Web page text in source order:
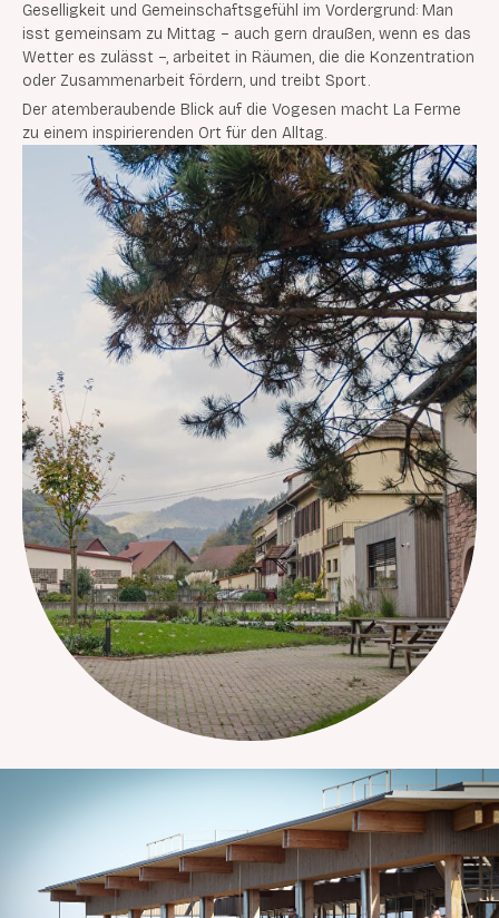
Geselligkeit und Gemeinschaftsgefühl im Vordergrund: Man
isst gemeinsam zu Mittag – auch gern draußen, wenn es das
Wetter es zulässt –, arbeitet in Räumen, die die Konzentration
oder Zusammenarbeit fördern, und treibt Sport.
Der atemberaubende Blick auf die Vogesen macht La Ferme
zu einem inspirierenden Ort für den Alltag.